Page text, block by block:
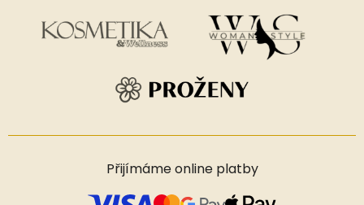
Přijímáme online platby